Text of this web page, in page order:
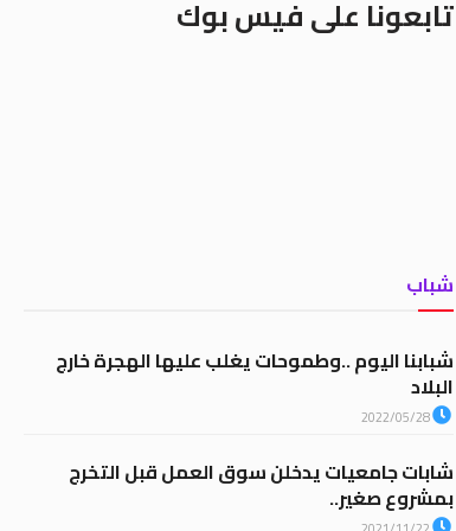
تابعونا على فيس بوك
شباب
شبابنا اليوم ..وطموحات يغلب عليها الهجرة خارج
البلاد
2022/05/28
شابات جامعيات يدخلن سوق العمل قبل التخرج
بمشروع صغير..